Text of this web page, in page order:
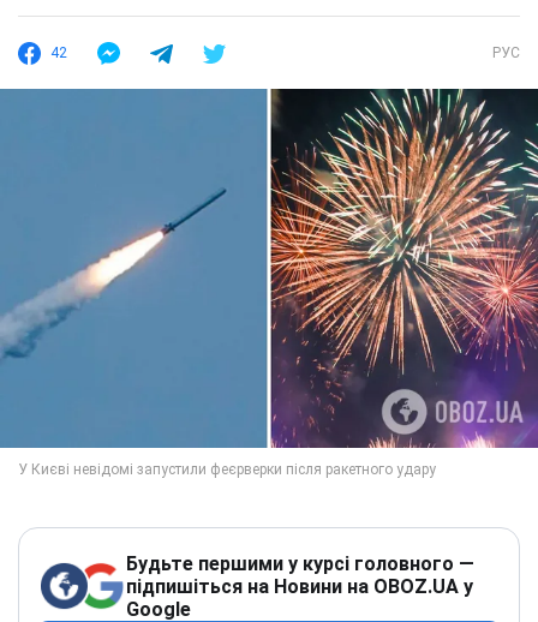
42 РУС
Будьте першими у курсі головного —
підпишіться на Новини на OBOZ.UA у
Google